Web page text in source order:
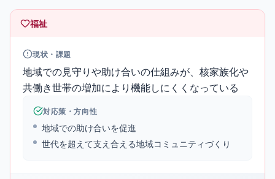
福祉
現状・課題
地域での見守りや助け合いの仕組みが、核家族化や
共働き世帯の増加により機能しにくくなっている
対応策・方向性
地域での助け合いを促進
世代を超えて支え合える地域コミュニティづくり